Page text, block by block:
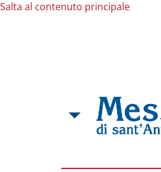
Salta al contenuto principale